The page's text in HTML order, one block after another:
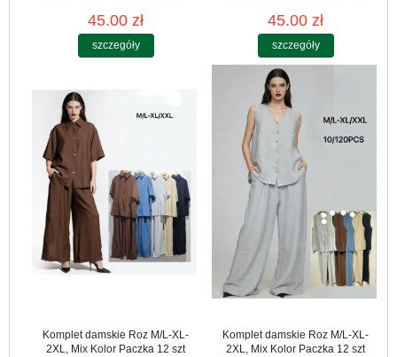
45.00 zł
szczegóły
45.00 zł
szczegóły
Komplet damskie Roz M/L-XL-
2XL, Mix Kolor Paczka 12 szt
Komplet damskie Roz M/L-XL-
2XL, Mix Kolor Paczka 12 szt